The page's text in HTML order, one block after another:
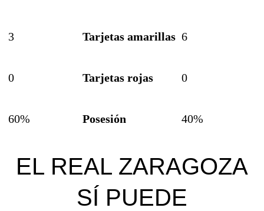
3 Tarjetas amarillas 6
0 Tarjetas rojas 0
60% Posesión 40%
EL REAL ZARAGOZA
SÍ PUEDE